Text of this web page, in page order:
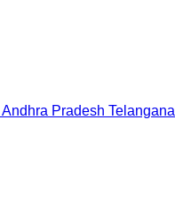
Andhra Pradesh Telangana